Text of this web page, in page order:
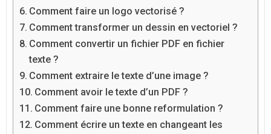
Comment faire un logo vectorisé ?
Comment transformer un dessin en vectoriel ?
Comment convertir un fichier PDF en fichier
texte ?
Comment extraire le texte d’une image ?
Comment avoir le texte d’un PDF ?
Comment faire une bonne reformulation ?
Comment écrire un texte en changeant les